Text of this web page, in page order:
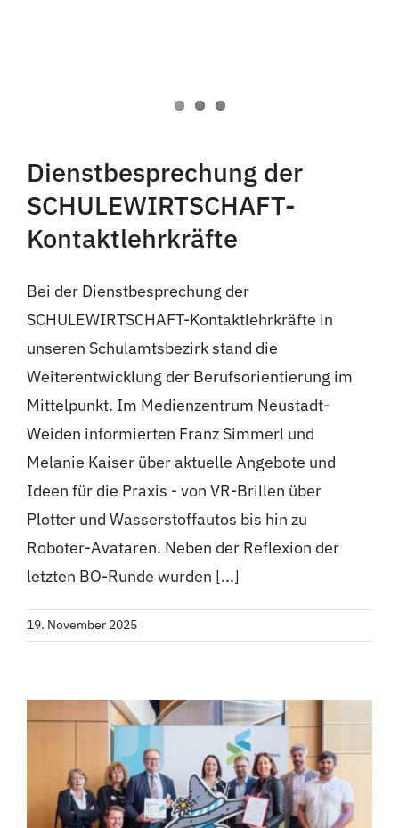
Dienstbesprechung der
SCHULEWIRTSCHAFT-
Kontaktlehrkräfte
Bei der Dienstbesprechung der
SCHULEWIRTSCHAFT-Kontaktlehrkräfte in
unseren Schulamtsbezirk stand die
Weiterentwicklung der Berufsorientierung im
Mittelpunkt. Im Medienzentrum Neustadt-
Weiden informierten Franz Simmerl und
Melanie Kaiser über aktuelle Angebote und
Ideen für die Praxis - von VR-Brillen über
Plotter und Wasserstoffautos bis hin zu
Roboter-Avataren. Neben der Reflexion der
letzten BO-Runde wurden [...]
19. November 2025